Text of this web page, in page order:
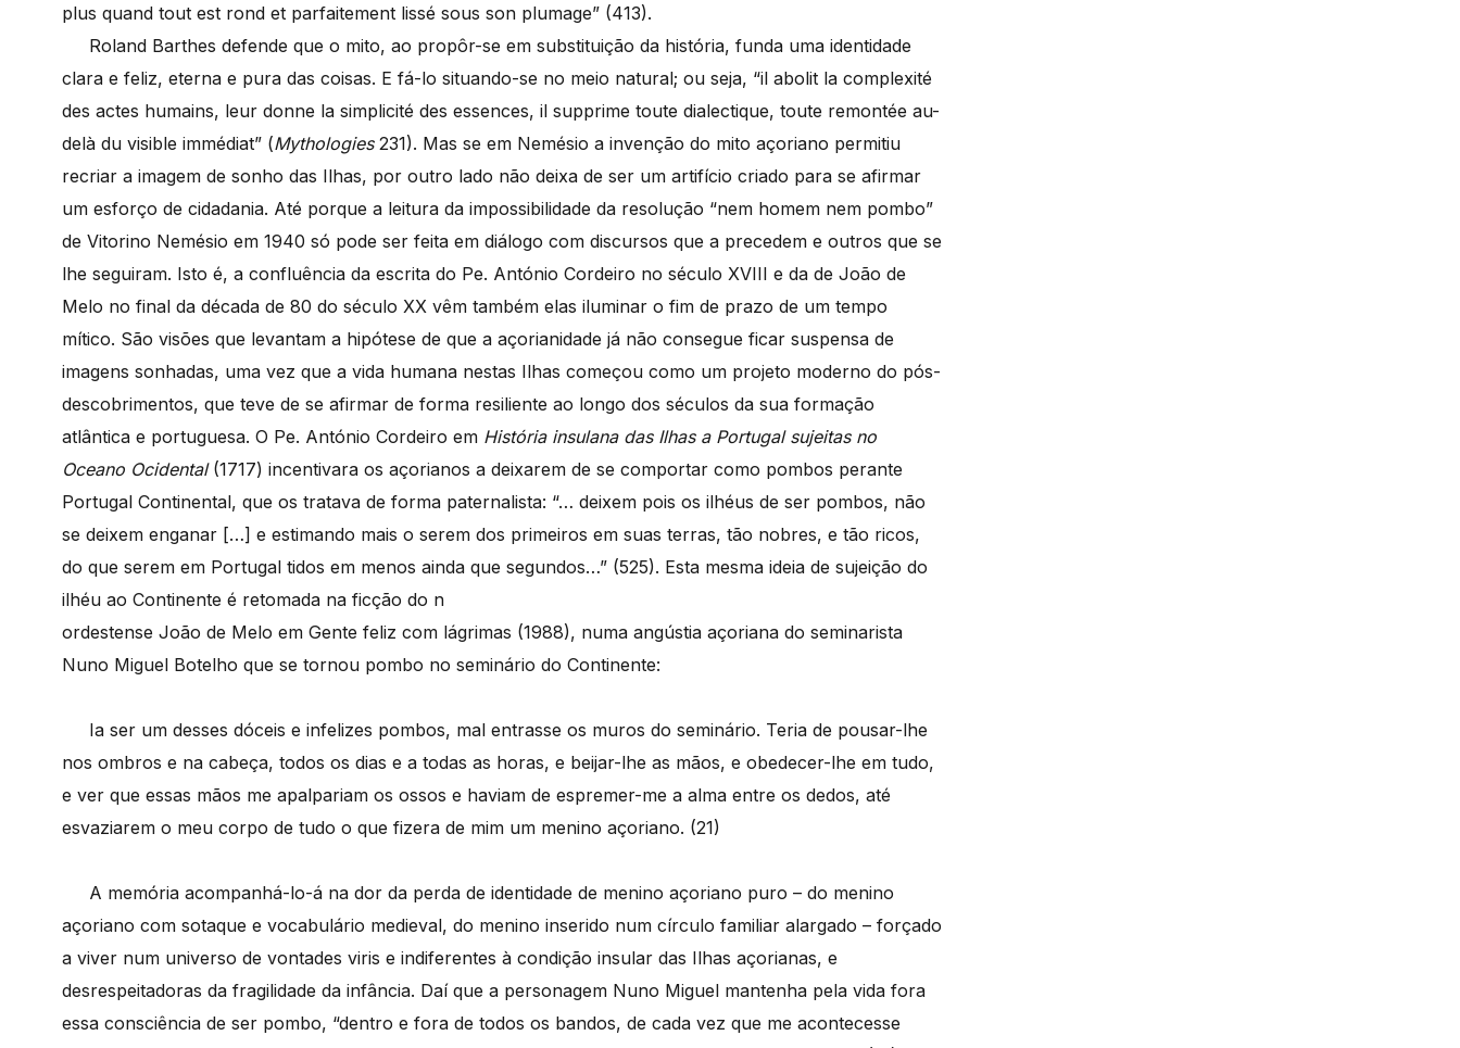
plus quand tout est rond et parfaitement lissé sous son plumage” (413).
Roland Barthes defende que o mito, ao propôr-se em substituição da história, funda uma identidade
clara e feliz, eterna e pura das coisas. E fá-lo situando-se no meio natural; ou seja, “il abolit la complexité
des actes humains, leur donne la simplicité des essences, il supprime toute dialectique, toute remontée au-
delà du visible immédiat” (Mythologies231). Mas se em Nemésio a invenção do mito açoriano permitiu
recriar a imagem de sonho das Ilhas, por outro lado não deixa de ser um artifício criado para se afirmar
um esforço de cidadania. Até porque a leitura da impossibilidade da resolução “nem homem nem pombo”
de Vitorino Nemésio em 1940 só pode ser feita em diálogo com discursos que a precedem e outros que se
lhe seguiram. Isto é, a confluência da escrita do Pe. António Cordeiro no século XVIII e da de João de
Melo no final da década de 80 do século XX vêm também elas iluminar o fim de prazo de um tempo
mítico. São visões que levantam a hipótese de que a açorianidade já não consegue ficar suspensa de
imagens sonhadas, uma vez que a vida humana nestas Ilhas começou como um projeto moderno do pós-
descobrimentos, que teve de se afirmar de forma resiliente ao longo dos séculos da sua formação
atlântica e portuguesa. O Pe. António Cordeiro em História insulana das Ilhas a Portugal sujeitas no
Oceano Ocidental(1717) incentivara os açorianos a deixarem de se comportar como pombos perante
Portugal Continental, que os tratava de forma paternalista: “… deixem pois os ilhéus de ser pombos, não
se deixem enganar […] e estimando mais o serem dos primeiros em suas terras, tão nobres, e tão ricos,
do que serem em Portugal tidos em menos ainda que segundos…” (525). Esta mesma ideia de sujeição do
ilhéu ao Continente é retomada na ficção do n
ordestense João de Melo em Gente feliz com lágrimas (1988), numa angústia açoriana do seminarista
Nuno Miguel Botelho que se tornou pombo no seminário do Continente:
Ia ser um desses dóceis e infelizes pombos, mal entrasse os muros do seminário. Teria de pousar-lhe
nos ombros e na cabeça, todos os dias e a todas as horas, e beijar-lhe as mãos, e obedecer-lhe em tudo,
e ver que essas mãos me apalpariam os ossos e haviam de espremer-me a alma entre os dedos, até
esvaziarem o meu corpo de tudo o que fizera de mim um menino açoriano. (21)
A memória acompanhá-lo-á na dor da perda de identidade de menino açoriano puro – do menino
açoriano com sotaque e vocabulário medieval, do menino inserido num círculo familiar alargado – forçado
a viver num universo de vontades viris e indiferentes à condição insular das Ilhas açorianas, e
desrespeitadoras da fragilidade da infância. Daí que a personagem Nuno Miguel mantenha pela vida fora
essa consciência de ser pombo, “dentro e fora de todos os bandos, de cada vez que me acontecesse